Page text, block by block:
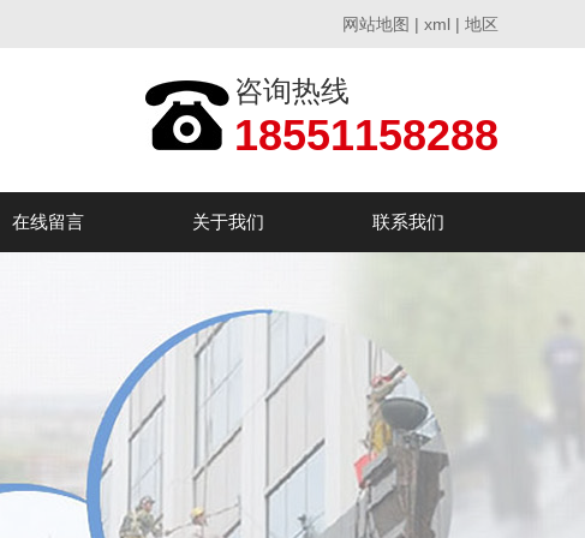
网站地图 | xml | 地区
咨询热线
18551158288
在线留言 关于我们 联系我们